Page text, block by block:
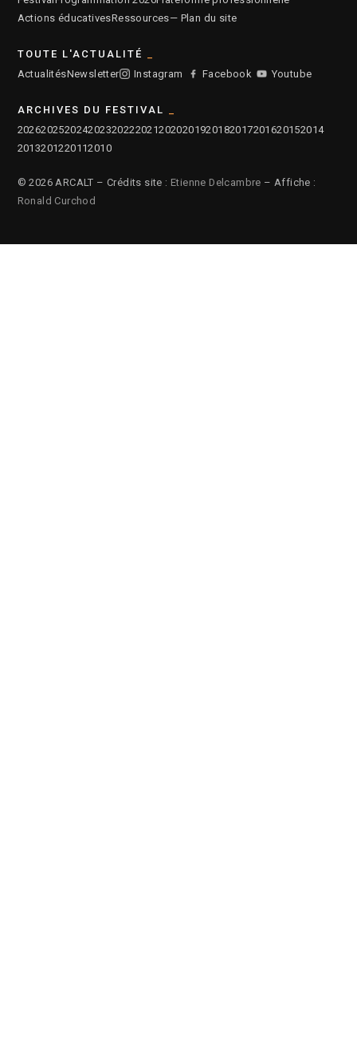
Actions éducativesRessources— Plan du site
TOUTE L'ACTUALITÉ
ActualitésNewsletter Instagram Facebook Youtube
ARCHIVES DU FESTIVAL
2026202520242023202220212020201920182017201620152014
2013201220112010
© 2026 ARCALT – Crédits site : Etienne Delcambre – Affiche :
Ronald Curchod